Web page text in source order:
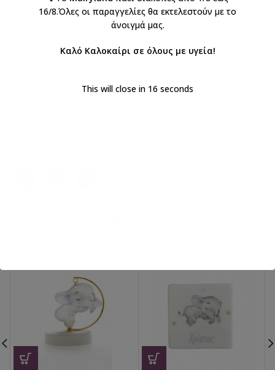
ΑΠΟΣΤΟΛΉ & ΠΑΡΆΔΟΣΗ
Κωδικός προϊόντος: XM6313
16/8.Όλες οι παραγγελίες θα εκτελεστούν με το
άνοιγμά μας.
Καλό Καλοκαίρι σε όλους με υγεία!
This will close in 15 seconds